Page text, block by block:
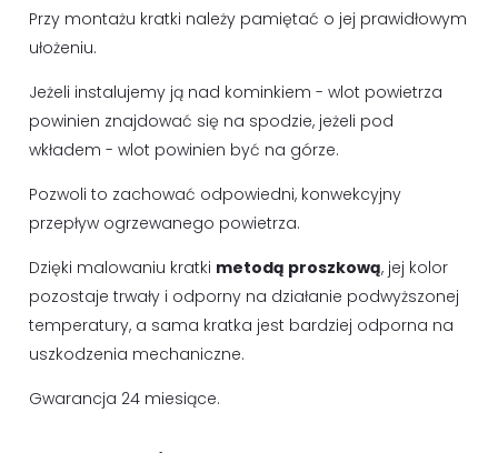
Przy montażu kratki należy pamiętać o jej prawidłowym
ułożeniu.
Jeżeli instalujemy ją nad kominkiem - wlot powietrza
powinien znajdować się na spodzie, jeżeli pod
wkładem - wlot powinien być na górze.
Pozwoli to zachować odpowiedni, konwekcyjny
przepływ ogrzewanego powietrza.
Dzięki malowaniu kratki metodą proszkową, jej kolor
pozostaje trwały i odporny na działanie podwyższonej
temperatury, a sama kratka jest bardziej odporna na
uszkodzenia mechaniczne.
Gwarancja 24 miesiące.